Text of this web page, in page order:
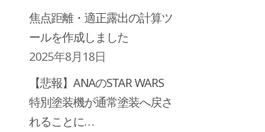
焦点距離・適正露出の計算ツ
ールを作成しました
2025年8月18日
【悲報】ANAのSTAR WARS
特別塗装機が通常塗装へ戻さ
れることに…